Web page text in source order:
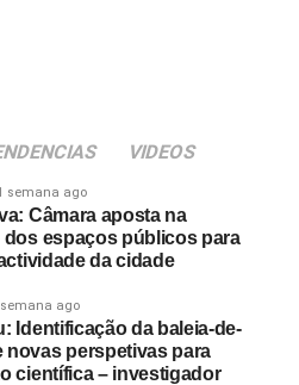
VIDEOS
semana ago
Câmara aposta na
dos espaços públicos para
da cidade
ago
Identificação da baleia-de-
novas perspetivas para
científica – investigador